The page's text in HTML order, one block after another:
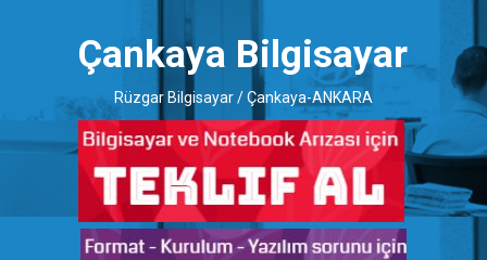
Çankaya Bilgisayar
Rüzgar Bilgisayar / Çankaya-ANKARA